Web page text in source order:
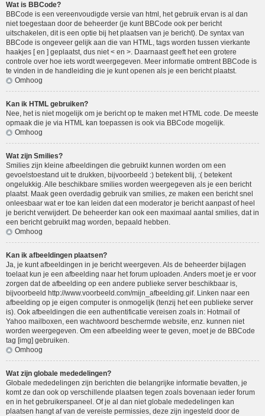
Wat is BBCode?
BBCode is een vereenvoudigde versie van html, het gebruik ervan is al dan
niet toegestaan door de beheerder (je kunt BBCode ook per bericht
uitschakelen, dit is een optie bij het plaatsen van je bericht). De syntax van
BBCode is ongeveer gelijk aan die van HTML, tags worden tussen vierkante
haakjes [ en ] geplaatst, dus niet < en >. Daarnaast geeft het een grotere
controle over hoe iets wordt weergegeven. Meer informatie omtrent BBCode is
te vinden in de handleiding die je kunt openen als je een bericht plaatst.
Omhoog
Kan ik HTML gebruiken?
Nee, het is niet mogelijk om je bericht op te maken met HTML code. De meeste
opmaak die je via HTML kan toepassen is ook via BBCode mogelijk.
Omhoog
Wat zijn Smilies?
Smilies zijn kleine afbeeldingen die gebruikt kunnen worden om een
gevoelstoestand uit te drukken, bijvoorbeeld :) betekent blij, :( betekent
ongelukkig. Alle beschikbare smilies worden weergegeven als je een bericht
plaatst. Maak geen overdadig gebruik van smilies, ze maken een bericht snel
onleesbaar wat er toe kan leiden dat een moderator je bericht aanpast of heel
je bericht verwijdert. De beheerder kan ook een maximaal aantal smilies, dat in
een bericht gebruikt mag worden, bepaald hebben.
Omhoog
Kan ik afbeeldingen plaatsen?
Ja, je kunt afbeeldingen in je bericht weergeven. Als de beheerder bijlagen
toelaat kun je een afbeelding naar het forum uploaden. Anders moet je er voor
zorgen dat de afbeelding op een andere publieke server beschikbaar is,
bijvoorbeeld http://www.voorbeeld.com/mijn_afbeelding.gif. Linken naar een
afbeelding op je eigen computer is onmogelijk (tenzij het een publieke server
is). Ook afbeeldingen die een authentificatie vereisen zoals in: Hotmail of
Yahoo mailboxen, een wachtwoord beschermde website, enz. kunnen niet
worden weergegeven. Om een afbeelding weer te geven, moet je de BBCode
tag [img] gebruiken.
Omhoog
Wat zijn globale mededelingen?
Globale mededelingen zijn berichten die belangrijke informatie bevatten, je
komt ze dan ook op verschillende plaatsen tegen zoals bovenaan ieder forum
en in het gebruikerspaneel. Of je al dan niet globale mededelingen kan
plaatsen hangt af van de vereiste permissies, deze zijn ingesteld door de